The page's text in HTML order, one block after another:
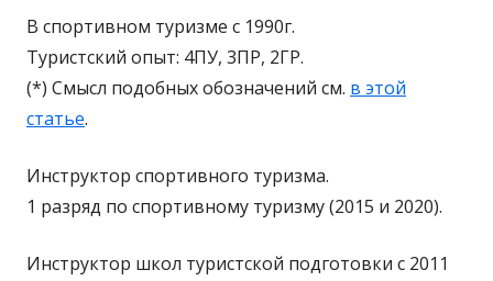
В спортивном туризме с 1990г.
Туристский опыт: 4ПУ, 3ПР, 2ГР.
(*) Смысл подобных обозначений см. в этой
статье.
Инструктор спортивного туризма.
1 разряд по спортивному туризму (2015 и 2020).
Инструктор школ туристской подготовки с 2011